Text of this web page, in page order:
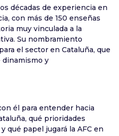
décadas de experiencia en
con más de 150 enseñas
muy vinculada a la
Su nombramiento
el sector en Cataluña, que
y
él para entender hacia
qué prioridades
qué papel jugará la AFC en